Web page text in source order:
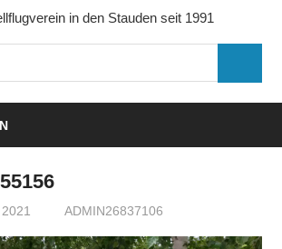
in den Stauden seit 1991
ADMIN26837106